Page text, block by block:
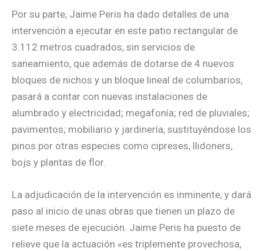
Por su parte, Jaime Peris ha dado detalles de una
intervención a ejecutar en este patio rectangular de
3.112 metros cuadrados, sin servicios de
saneamiento, que además de dotarse de 4 nuevos
bloques de nichos y un bloque lineal de columbarios,
pasará a contar con nuevas instalaciones de
alumbrado y electricidad; megafonía; red de pluviales;
pavimentos; mobiliario y jardinería, sustituyéndose los
pinos por otras especies como cipreses, llidoners,
bojs y plantas de flor.
La adjudicación de la intervención es inminente, y dará
paso al inicio de unas obras que tienen un plazo de
siete meses de ejecución. Jaime Peris ha puesto de
relieve que la actuación «es triplemente provechosa,